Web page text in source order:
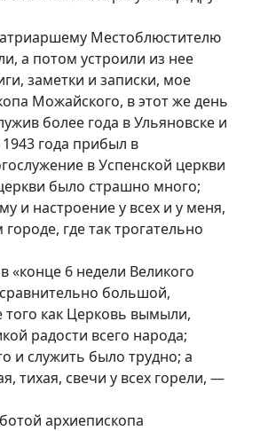
Местоблюстителю
а потом устроили из нее
заметки и записки, мое
Можайского, в этот же день
более года в Ульяновске и
года прибыл в
в Успенской церкви
было страшно много;
и настроение у всех и у меня,
где так трогательно
6 недели Великого
большой,
как Церковь вымыли,
радости всего народа;
и служить было трудно; а
тихая, свечи у всех горели, —
архиепископа